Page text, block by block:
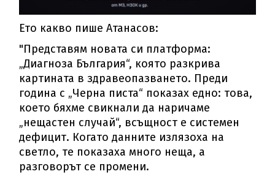
Ето какво пише Атанасов:
"Представям новата си платформа:
„Диагноза България“, която разкрива
картината в здравеопазването. Преди
година с „Черна писта“ показах едно: това,
което бяхме свикнали да наричаме
„нещастен случай“, всъщност е системен
дефицит. Когато данните излязоха на
светло, те показаха много неща, а
разговорът се промени.